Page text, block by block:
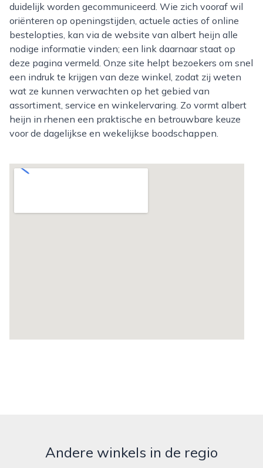
duidelijk worden gecommuniceerd. Wie zich vooraf wil
oriënteren op openingstijden, actuele acties of online
bestelopties, kan via de website van albert heijn alle
nodige informatie vinden; een link daarnaar staat op
deze pagina vermeld. Onze site helpt bezoekers om snel
een indruk te krijgen van deze winkel, zodat zij weten
wat ze kunnen verwachten op het gebied van
assortiment, service en winkelervaring. Zo vormt albert
heijn in rhenen een praktische en betrouwbare keuze
voor de dagelijkse en wekelijkse boodschappen.
Andere winkels in de regio